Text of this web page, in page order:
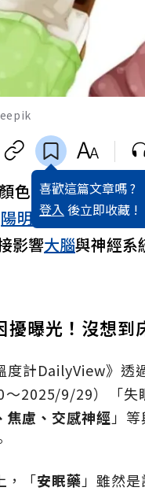
喜歡這篇文章嗎 ?
登入 後立即收藏 !
色只是裝飾，紅
陽明 交大附醫神經
影響大腦與神經系
擾曝光！沒想到
度計DailyView》透
～2025/9/29）「
焦慮、交感神經 」
，「安眠藥 」雖然